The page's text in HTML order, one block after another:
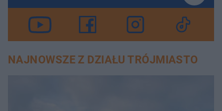
NAJNOWSZE Z DZIAŁU TRÓJMIASTO